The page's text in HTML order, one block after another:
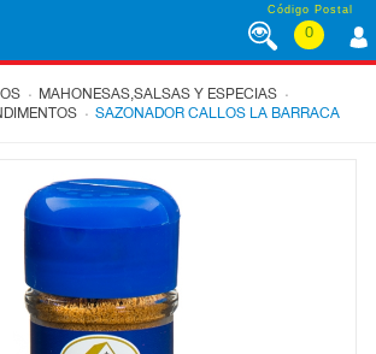
Código Postal
0
. MAHONESAS,SALSAS Y ESPECIAS .
. SAZONADOR CALLOS LA BARRACA